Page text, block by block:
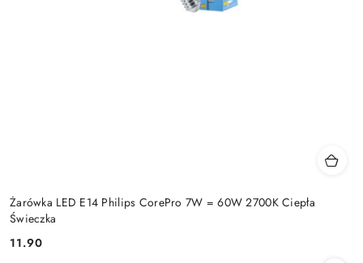
Żarówka LED E14 Philips CorePro 7W = 60W 2700K Ciepła
Świeczka
Cena:
11.90